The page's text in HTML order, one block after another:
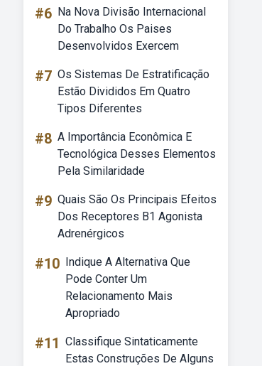
#6 Na Nova Divisão Internacional
Do Trabalho Os Paises
Desenvolvidos Exercem
#7 Os Sistemas De Estratificação
Estão Divididos Em Quatro
Tipos Diferentes
#8 A Importância Econômica E
Tecnológica Desses Elementos
Pela Similaridade
#9 Quais São Os Principais Efeitos
Dos Receptores B1 Agonista
Adrenérgicos
#10 Indique A Alternativa Que
Pode Conter Um
Relacionamento Mais
Apropriado
#11 Classifique Sintaticamente
Estas Construções De Alguns